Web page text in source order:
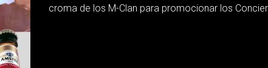
croma de los M-Clan para promocionar los